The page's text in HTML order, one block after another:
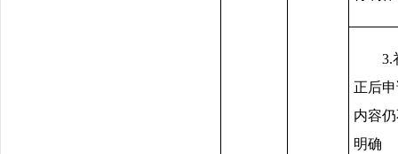
3.
正后
内容
明确